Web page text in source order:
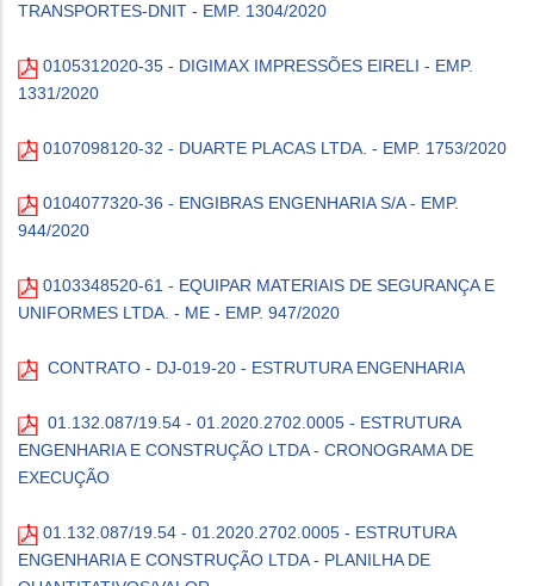
TRANSPORTES-DNIT - EMP. 1304/2020
0105312020-35 - DIGIMAX IMPRESSÕES EIRELI - EMP.
1331/2020
0107098120-32 - DUARTE PLACAS LTDA. - EMP. 1753/2020
0104077320-36 - ENGIBRAS ENGENHARIA S/A - EMP.
944/2020
0103348520-61 - EQUIPAR MATERIAIS DE SEGURANÇA E
UNIFORMES LTDA. - ME - EMP. 947/2020
CONTRATO - DJ-019-20 - ESTRUTURA ENGENHARIA
01.132.087/19.54 - 01.2020.2702.0005 - ESTRUTURA
ENGENHARIA E CONSTRUÇÃO LTDA - CRONOGRAMA DE
EXECUÇÃO
01.132.087/19.54 - 01.2020.2702.0005 - ESTRUTURA
ENGENHARIA E CONSTRUÇÃO LTDA - PLANILHA DE